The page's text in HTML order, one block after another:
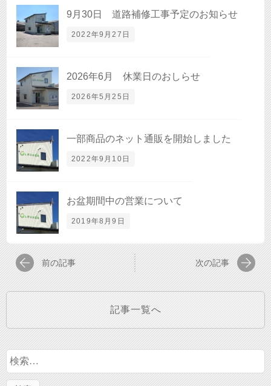
9月30日 道路補修工事予定のお知らせ
2022年9月27日
2026年6月 休業日のおしらせ
2026年5月25日
一部商品のネット通販を開始しました
2022年9月10日
お盆期間中の営業について
2019年8月9日
前の記事 次の記事
記事一覧へ
検
索: